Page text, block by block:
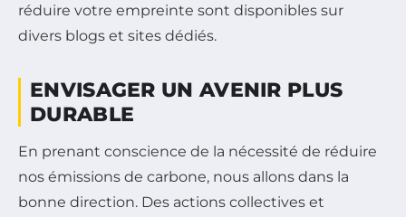
réduire votre empreinte sont disponibles sur
divers blogs et sites dédiés.
ENVISAGER UN AVENIR PLUS
DURABLE
En prenant conscience de la nécessité de réduire
nos émissions de carbone, nous allons dans la
bonne direction. Des actions collectives et